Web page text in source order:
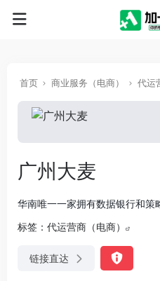
首页 商业服务（电商） 代运
广州大麦
华南唯一一家拥有数据银行和策
标签： 代运营商（电商）
链接直达